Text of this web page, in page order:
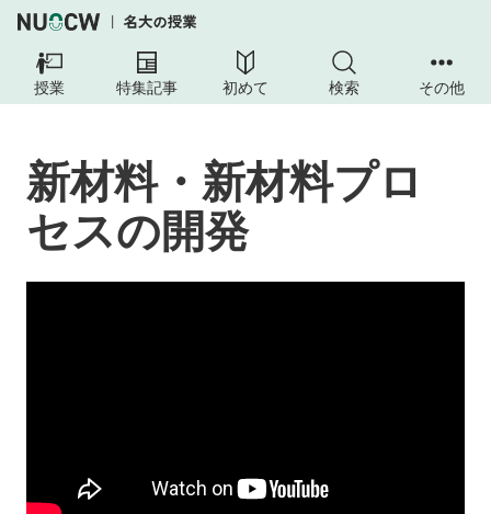
授業 特集記事 初めて 検索 その他
新材料・新材料プロ
セスの開発